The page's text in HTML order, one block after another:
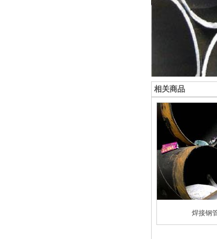
相关商品
焊接钢